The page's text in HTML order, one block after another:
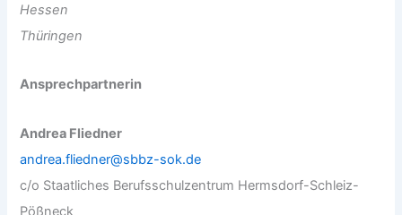
Hessen
Thüringen
Ansprechpartnerin
Andrea Fliedner
andrea.fliedner@sbbz-sok.de
c/o Staatliches Berufsschulzentrum Hermsdorf-Schleiz-
Pößneck